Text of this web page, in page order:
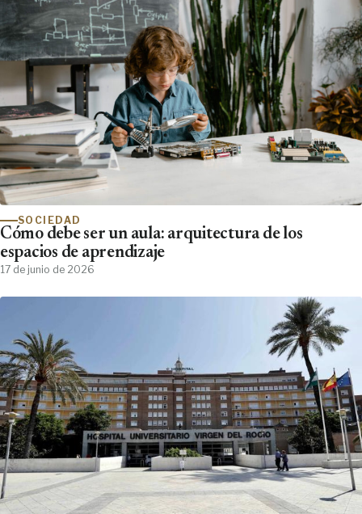
SOCIEDAD
Cómo debe ser un aula: arquitectura de los
espacios de aprendizaje
17 de junio de 2026